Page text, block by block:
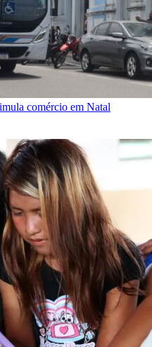
comércio em Natal